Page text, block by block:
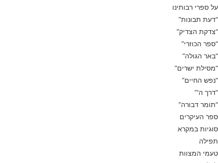
על ספרי רבותינו
“דעת תבונות”
“צדקת הצדיק”
“ספר הכוזרי”
“באר הגולה”
“מסילת ישרים”
“נפש החיים”
“דרך ה'”
“תומר דבורה”
ספר העיקרים
סוגיות במקרא
תפילה
טעמי המצוות